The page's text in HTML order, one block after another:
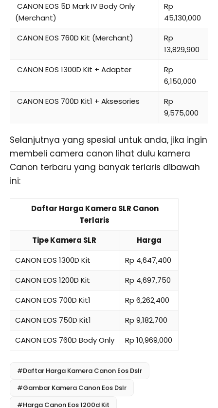
CANON EOS 5D Mark IV Body Only
(Merchant)
Rp
45,130,000
CANON EOS 760D Kit (Merchant)
Rp
13,829,900
CANON EOS 1300D Kit + Adapter
Rp
6,150,000
CANON EOS 700D Kit1 + Aksesories
Rp
9,575,000
Selanjutnya yang spesial untuk anda, jika ingin
membeli camera canon lihat dulu kamera
Canon terbaru yang banyak terlaris dibawah
ini:
Daftar Harga Kamera SLR Canon
Terlaris
Tipe Kamera SLR
Harga
CANON EOS 1300D Kit
Rp 4,647,400
CANON EOS 1200D Kit
Rp 4,697,750
CANON EOS 700D Kit1
Rp 6,262,400
CANON EOS 750D Kit1
Rp 9,182,700
CANON EOS 760D Body Only
Rp 10,969,000
#Daftar Harga Kamera Canon Eos Dslr
#Gambar Kamera Canon Eos Dslr
#Harga Canon Eos 1200d Kit